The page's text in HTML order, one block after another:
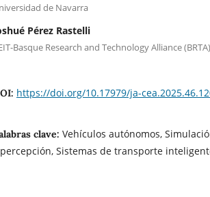
de Navarra
Pérez Rastelli
Basque Research and Technology Alliance (BRTA)
https://doi.org/10.17979/ja-
clave: Vehículos autónomos,
Sistemas de transporte